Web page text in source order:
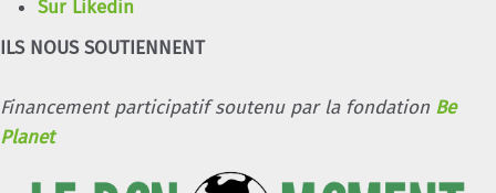
Sur Likedin
ILS NOUS SOUTIENNENT
Financement participatif soutenu par la fondation Be
Planet